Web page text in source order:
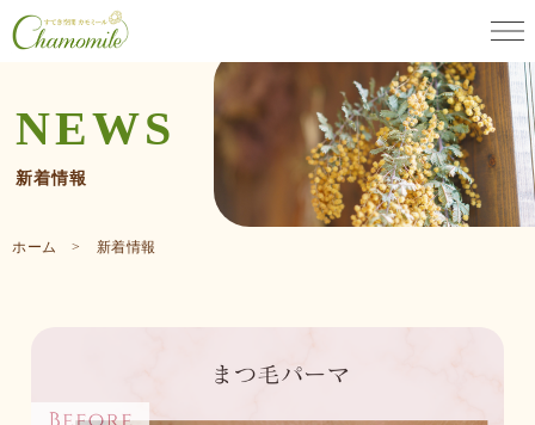
NEWS
新着情報
ホーム > 新着情報